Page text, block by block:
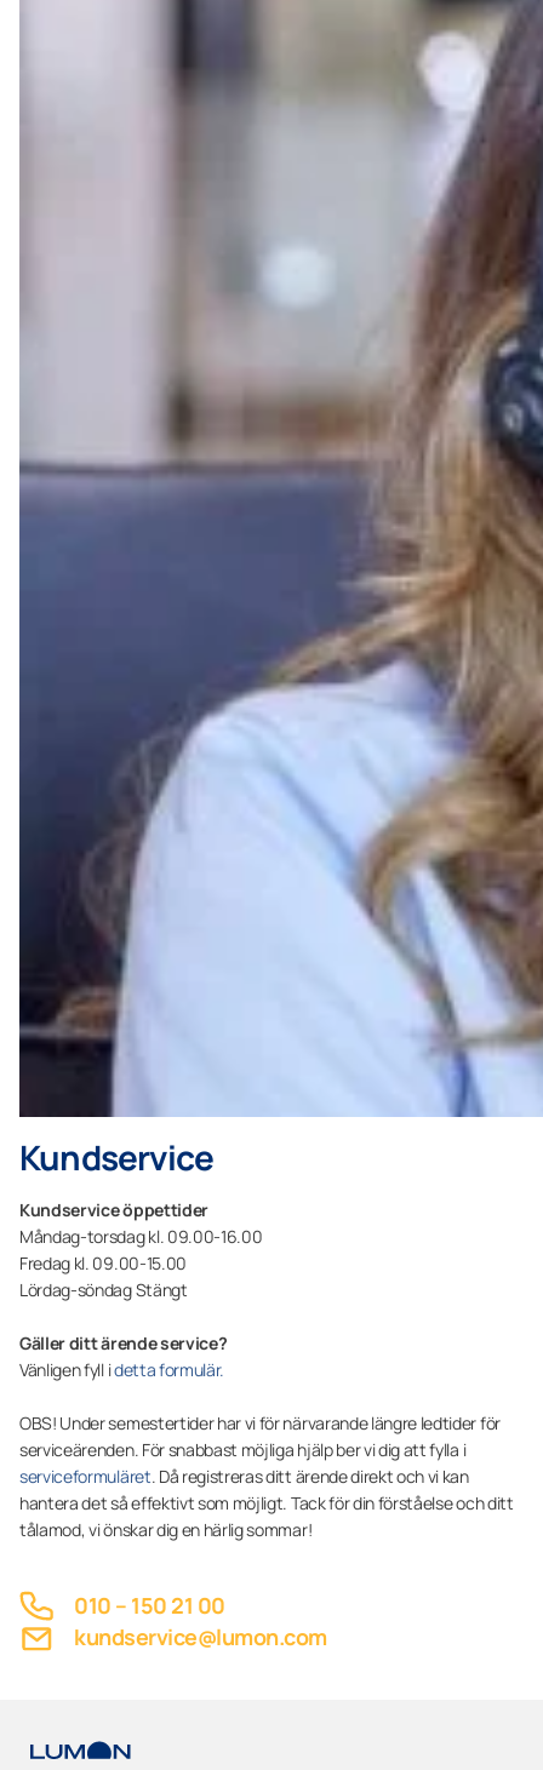
Kundservice
Kundservice öppettider
Måndag-torsdag kl. 09.00-16.00
Fredag kl. 09.00-15.00
Lördag-söndag Stängt
Gäller ditt ärende service?
Vänligen fyll idetta formulär.
OBS! Under semestertider har vi för närvarande längre ledtider för
serviceärenden. För snabbast möjliga hjälp ber vi dig att fylla i
serviceformuläret. Då registreras ditt ärende direkt och vi kan
hantera det så effektivt som möjligt. Tack för din förståelse och ditt
tålamod, vi önskar dig en härlig sommar!
010 – 150 21 00
kundservice@lumon.com